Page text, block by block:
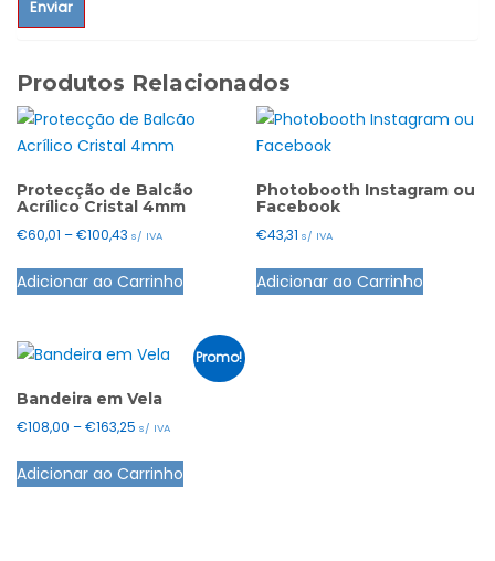
Produtos Relacionados
Protecção de Balcão
Acrílico Cristal 4mm
€60,01 –€100,43 Price
€60,01
s/ IVA
Adicionar ao Carrinho
This
product
multiple
variants.
Photobooth Instagram ou
Facebook
€43,31 s/ IVA
Adicionar ao Carrinho
Promo!
Bandeira em Vela
€108,00 –€163,25 Price
€108,00
s/ IVA
Adicionar ao Carrinho
This
product